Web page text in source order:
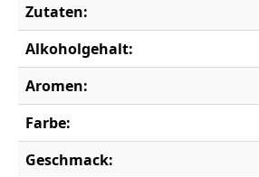
Zutaten:
Alkoholgehalt:
Aromen:
Farbe:
Geschmack: